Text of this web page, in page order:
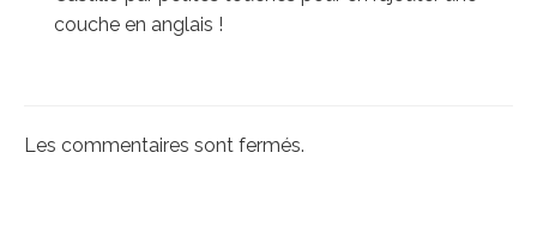
couche en anglais !
Les commentaires sont fermés.